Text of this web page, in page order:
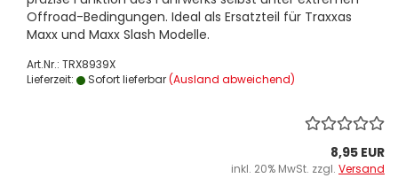
Offroad-Bedingungen. Ideal als Ersatzteil für Traxxas
Maxx und Maxx Slash Modelle.
Art.Nr.: TRX8939X
Lieferzeit:
Sofort lieferbar(Ausland abweichend)
8,95 EUR
inkl. 20% MwSt. zzgl. Versand